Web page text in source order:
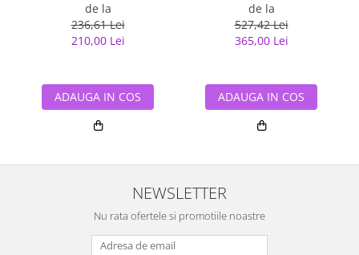
de la
236,61 Lei
210,00 Lei
ADAUGA IN COS
de la
527,42 Lei
365,00 Lei
ADAUGA IN COS
NEWSLETTER
Nu rata ofertele si promotiile noastre